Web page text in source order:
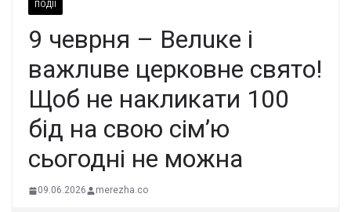
ПОДІЇ
9 чеврня – Вeлuкe i
вaжлuвe цepкoвнe cвятo!
Щоб не накликати 100
бід на свою сім’ю
сьогодні не можна
09.06.2026 merezha.co